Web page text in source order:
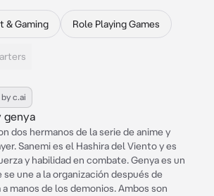
& Gaming Role Playing Games
c.ai
genya
dos hermanos de la serie de anime y
Sanemi es el Hashira del Viento y es
y habilidad en combate. Genya es un
se une a la organización después de
a manos de los demonios. Ambos son